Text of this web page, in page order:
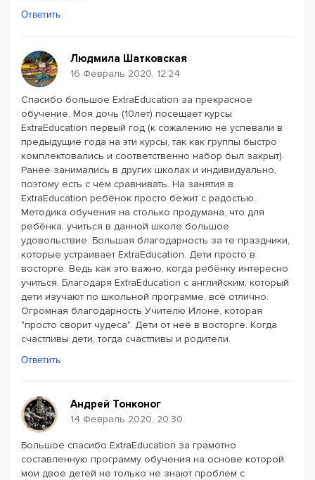
Ответить
Людмила Шатковская
16 Февраль 2020, 12:24
Спасибо большое ExtraEducation за прекрасное
обучение. Моя дочь (10лет) посещает курсы
ExtraEducation первый год (к сожалению не успевали в
предыдущие года на эти курсы, так как группы быстро
комплектовались и соответственно набор был закрыт).
Ранее занимались в других школах и индивидуально,
поэтому есть с чем сравнивать. На занятия в
ExtraEducation ребёнок просто бежит с радостью.
Методика обучения на столько продумана, что для
ребёнка, учиться в данной школе большое
удовольствие. Большая благодарность за те праздники,
которые устраивает ExtraEducation. Дети просто в
восторге. Ведь как это важно, когда ребёнку интересно
учиться. Благодаря ExtraEducation с английским, который
дети изучают по школьной программе, всё отлично.
Огромная благодарность Учителю Илоне, которая
"просто сворит чудеса". Дети от неё в восторге. Когда
счастливы дети, тогда счастливы и родители.
Ответить
Андрей Тонконог
14 Февраль 2020, 20:30
Большое спасибо ExtraEducation за грамотно
составленную программу обучения на основе которой
мои двое детей не только не знают проблем с